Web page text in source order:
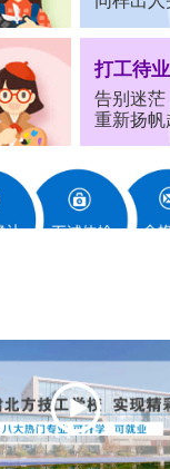
打工待业
告别迷茫
重新扬帆